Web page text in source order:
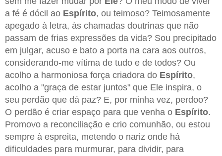
a fé é dócil ao Espírito, ou teimoso? Teimosamente
apegado à letra, às chamadas doutrinas que não
passam de frias expressões da vida? Sou precipitado
em julgar, acuso e bato a porta na cara aos outros,
considerando-me vítima de tudo e de todos? Ou
acolho a harmoniosa força criadora do Espírito,
acolho a "graça de estar juntos" que Ele inspira, o
seu perdão que dá paz? E, por minha vez, perdoo?
O perdão é criar espaço para que venha o Espírito.
Promovo a reconciliação e crio comunhão, ou estou
sempre à espreita, metendo o nariz onde há
dificuldades para murmurar, para dividir, para